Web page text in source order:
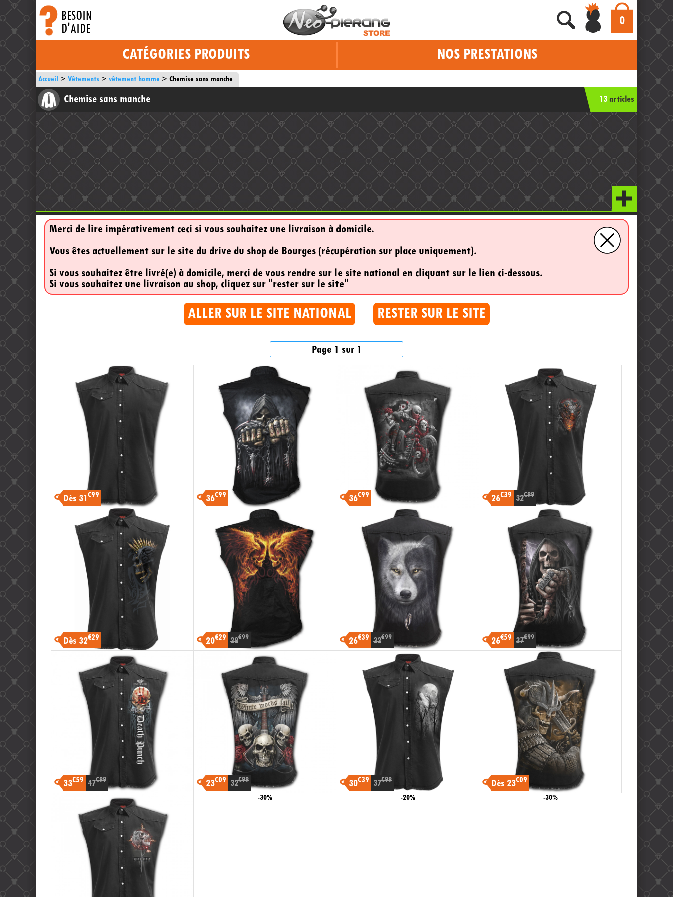
BESOIN
D'AIDE
0
CATÉGORIES PRODUITS NOS PRESTATIONS
Accueil Vêtements vêtement homme Chemise sans manche
Chemise sans manche 13 articles
Merci de lire impérativement ceci si vous souhaitez une livraison à domicile.
Vous êtes actuellement sur le site du drive du shop de Bourges (récupération sur place uniquement).
Si vous souhaitez être livré(e) à domicile, merci de vous rendre sur le site national en cliquant sur le lien ci-dessous.
Si vous souhaitez une livraison au shop, cliquez sur "rester sur le site"
ALLER SUR LE SITE NATIONAL RESTER SUR LE SITE
Page 1 sur 1
Dès 31 €99 36€99 36€99 26€39 32€99
-20%
Dès 32€29
-15%
20€29 28€99
-30%
26€39 32€99
-20%
26€59 37€99
-30%
33€59 47€99
-30%
23€09 32€99
-30%
30€39 37€99
-20%
Dès 23€09
-30%